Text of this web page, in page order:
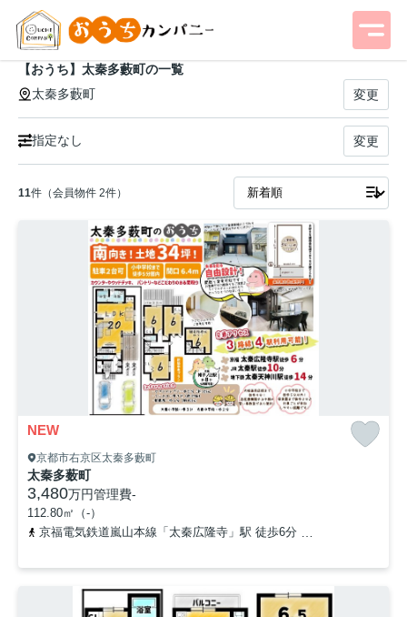
【おうち】太秦多藪町の一覧
太秦多藪町
変更
指定なし 変更
11件（会員物件 2件）
NEW
京都市右京区太秦多藪町
太秦多薮町
3,480万円管理費-
112.80㎡（-）
京福電気鉄道嵐山本線「太秦広隆寺」駅 徒歩6分